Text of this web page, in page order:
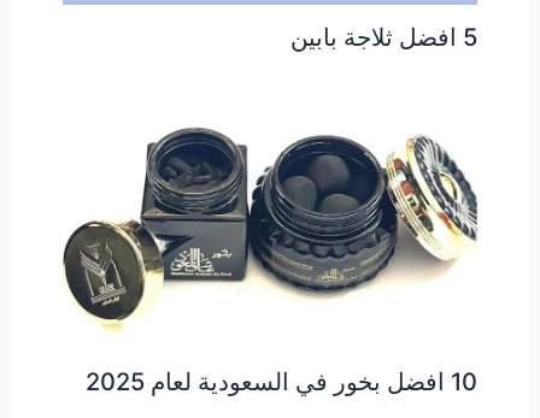
5 افضل ثلاجة بابين
10 افضل بخور في السعودية لعام 2025